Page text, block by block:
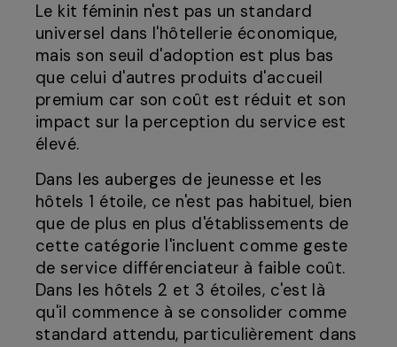
Le kit féminin n'est pas un standard
universel dans l'hôtellerie économique,
mais son seuil d'adoption est plus bas
que celui d'autres produits d'accueil
premium car son coût est réduit et son
impact sur la perception du service est
élevé.
Dans les auberges de jeunesse et les
hôtels 1 étoile, ce n'est pas habituel, bien
que de plus en plus d'établissements de
cette catégorie l'incluent comme geste
de service différenciateur à faible coût.
Dans les hôtels 2 et 3 étoiles, c'est là
qu'il commence à se consolider comme
standard attendu, particulièrement dans